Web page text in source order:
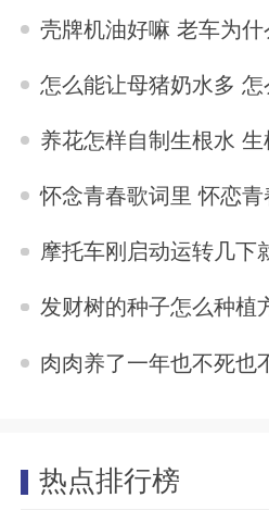
壳牌机油好嘛 老车为
怎么能让母猪奶水多
养花怎样自制生根水
怀念青春歌词里 怀恋青
摩托车刚启动运转几下就熄火 启动之后就
发财树的种子怎么种植方法如
肉肉养了一年也不死也不
热点排行榜